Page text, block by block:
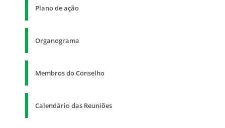
Plano de ação
Organograma
Membros do Conselho
Calendário das Reuniões